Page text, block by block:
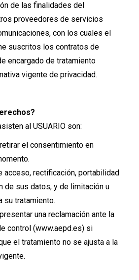
de las finalidades del
proveedores de servicios
con los cuales el
suscritos los contratos de
encargado de tratamiento
vigente de privacidad.
al USUARIO son:
el consentimiento en
acceso, rectificación, portabilidad
de sus datos, y de limitación u
su tratamiento.
una reclamación ante la
control (www.aepd.es) si
el tratamiento no se ajusta a la